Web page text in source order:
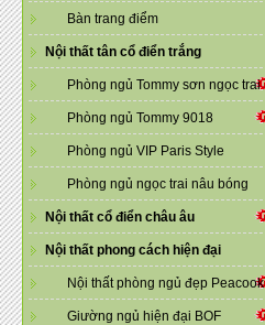
Bàn trang điểm
Nội thất tân cổ điển trắng
Phòng ngủ Tommy sơn ngọc trai
Phòng ngủ Tommy 9018
Phòng ngủ VIP Paris Style
Phòng ngủ ngọc trai nâu bóng
Nội thất cổ điển châu âu
Nội thất phong cách hiện đại
Nội thất phòng ngủ đẹp Peacook
Giường ngủ hiện đại BOF